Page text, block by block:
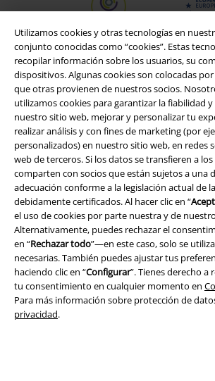
Utilizamos cookies y otras tecnologías en
conjunto conocidas como “cookies”. Estas
recopilar información sobre los usuarios, su
dispositivos. Algunas cookies son colocadas
que otras provienen de nuestros socios.
utilizamos cookies para garantizar la fiabilidad
nuestro sitio web, mejorar y personalizar tu
realizar análisis y con fines de marketing (por
personalizados) en nuestro sitio web, en redes
web de terceros. Si los datos se transfieren a los
comparten con socios que están sujetos a una
adecuación conforme a la legislación actual de
debidamente certificados. Al hacer clic en “
el uso de cookies por parte nuestra y de
Alternativamente, puedes rechazar el
en “Rechazar todo”—en este caso, solo se
necesarias. También puedes ajustar tus
haciendo clic en “Configurar”. Tienes derecho
tu consentimiento en cualquier momento en
Para más información sobre protección de
privacidad.
Legal
Términos y Condiciones
Aviso Legal
Ley protección de datos
Eliminación de residuos y protección del